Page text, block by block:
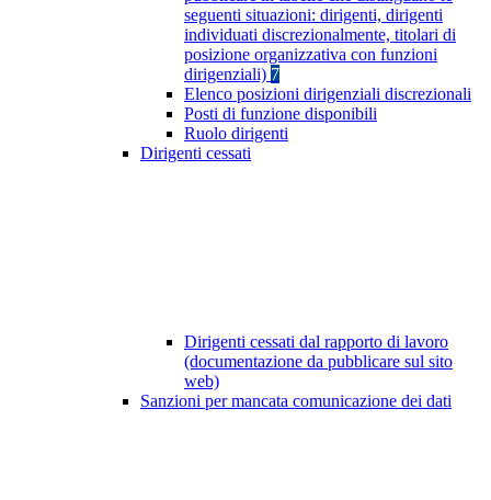
seguenti situazioni: dirigenti, dirigenti
individuati discrezionalmente, titolari di
posizione organizzativa con funzioni
dirigenziali) 7
Elenco posizioni dirigenziali discrezionali
Posti di funzione disponibili
Ruolo dirigenti
Dirigenti cessati
Dirigenti cessati dal rapporto di lavoro
(documentazione da pubblicare sul sito
web)
Sanzioni per mancata comunicazione dei dati